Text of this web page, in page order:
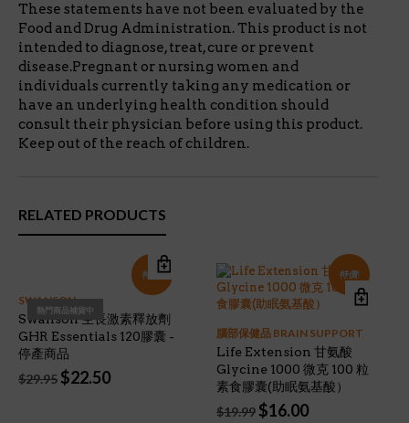
These statements have not been evaluated by the
Food and Drug Administration. This product is not
intended to diagnose, treat, cure or prevent
disease.Pregnant or nursing women and
individuals currently taking any medication or
have an underlying health condition should
consult their physician before using this product.
Keep out of the reach of children.
RELATED PRODUCTS
特價!
熱門商品補貨中
SWANSON
Swanson 生長激素釋放劑
GHR Essentials 120膠囊 -
停產商品
$29.95 Original
$22.50Current
特價!
腦部保健品 BRAIN SUPPORT
Life Extension 甘氨酸
Glycine 1000 微克 100 粒
素食膠囊(助眠氨基酸）
$19.99 Original
$16.00Current